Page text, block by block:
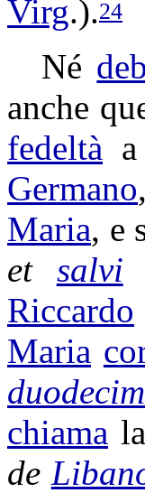
Virg.).24
Né
anche
fedeltà a
Germano
Maria, e
et salvi
Riccardo
Maria
duodecim
chiama
de